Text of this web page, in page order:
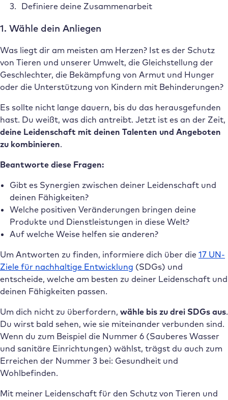
Definiere deine Zusammenarbeit
1. Wähle dein Anliegen
Was liegt dir am meisten am Herzen? Ist es der Schutz
von Tieren und unserer Umwelt, die Gleichstellung der
Geschlechter, die Bekämpfung von Armut und Hunger
oder die Unterstützung von Kindern mit Behinderungen?
Es sollte nicht lange dauern, bis du das herausgefunden
hast. Du weißt, was dich antreibt. Jetzt ist es an der Zeit,
deine Leidenschaft mit deinen Talenten und Angeboten
zu kombinieren.
Beantworte diese Fragen:
Gibt es Synergien zwischen deiner Leidenschaft und
deinen Fähigkeiten?
Welche positiven Veränderungen bringen deine
Produkte und Dienstleistungen in diese Welt?
Auf welche Weise helfen sie anderen?
Um Antworten zu finden, informiere dich über die 17 UN-
Ziele für nachhaltige Entwicklung (SDGs) und
entscheide, welche am besten zu deiner Leidenschaft und
deinen Fähigkeiten passen.
Um dich nicht zu überfordern, wähle bis zu drei SDGs aus.
Du wirst bald sehen, wie sie miteinander verbunden sind.
Wenn du zum Beispiel die Nummer 6 (Sauberes Wasser
und sanitäre Einrichtungen) wählst, trägst du auch zum
Erreichen der Nummer 3 bei: Gesundheit und
Wohlbefinden.
Mit meiner Leidenschaft für den Schutz von Tieren und